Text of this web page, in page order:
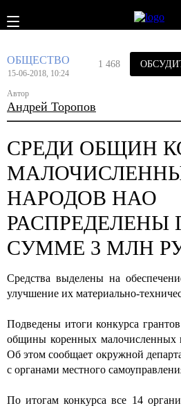
ОБЩЕСТВО
15-06-2018, 10:24
Автор
Андрей Торопов
1 468
СРЕДИ ОБЩИН
НАРОДОВ НАО
РАСПРЕДЕЛЕНЫ
СУММЕ 3 МЛН
Средства выделены на
улучшение их материально-
Подведены итоги конкурса
общины коренных
Об этом сообщает окружной
с органами местного
По итогам конкурса все 14